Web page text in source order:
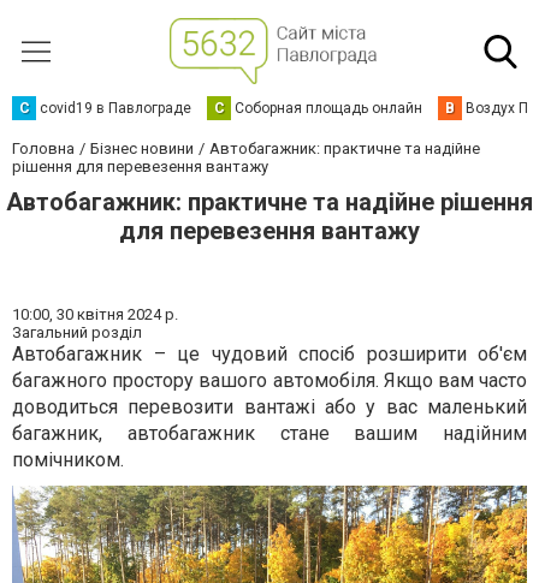
C covid19 в Павлограде С Соборная площадь онлайн В Воздух
Головна Бізнес новини
Автобагажник: практичне та надійне
рішення для перевезення вантажу
Автобагажник: практичне та надійне рішення
для перевезення вантажу
10:00, 30 квітня 2024 р.
Загальний розділ
Автобагажник – це чудовий спосіб розширити об'єм
багажного простору вашого автомобіля. Якщо вам часто
доводиться перевозити вантажі або у вас маленький
багажник, автобагажник стане вашим надійним
помічником.